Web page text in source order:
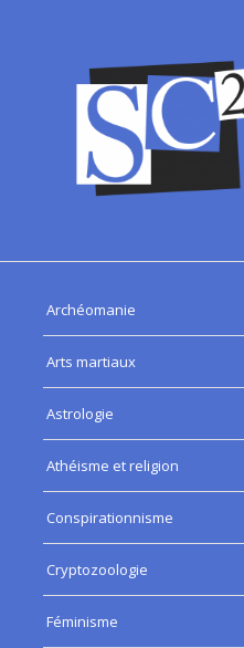
Archéomanie
Arts martiaux
Astrologie
Athéisme et religion
Conspirationnisme
Cryptozoologie
Féminisme